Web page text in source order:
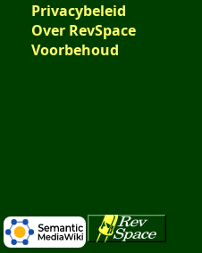
Privacybeleid
Over RevSpace
Voorbehoud